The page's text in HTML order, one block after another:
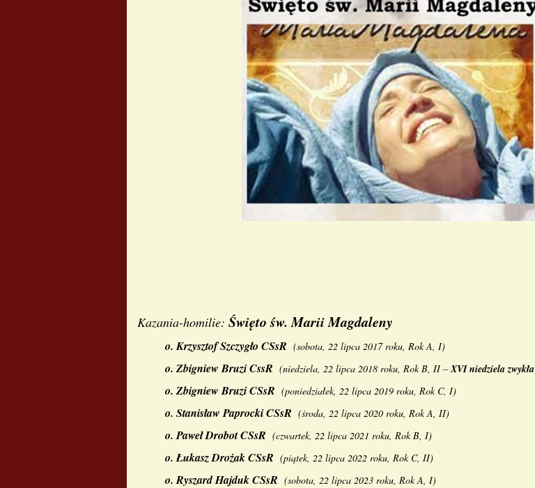
Kazania-homilie: Święto św. Marii Magdaleny
o.Krzysztof Szczygło CSsR (sobota, 22 lipca 2017 roku, Rok A, I)
o.Zbigniew Bruzi CssR (niedziela, 22 lipca 2018 roku, Rok B, II –XVI niedziela zwykła
o.Zbigniew Bruzi CSsR (poniedziałek, 22 lipca 2019 roku, Rok C, I)
o. Stanisław Paprocki CSsR (środa, 22 lipca 2020 roku, Rok A, II)
o.Paweł Drobot CSsR (czwartek, 22 lipca 2021 roku, Rok B, I)
o.Łukasz Drożak CSsR (piątek, 22 lipca 2022 roku, Rok C, II)
o.Ryszard Hajduk CSsR (sobota, 22 lipca 2023 roku, Rok A, I)